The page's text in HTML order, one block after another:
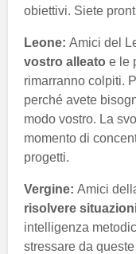
obiettivi. Siete
Leone: Amici del
vostro alleato e le
rimarranno colpiti.
perché avete
modo vostro. La
momento di
progetti.
Vergine: Amici
risolvere
intelligenza
stressare da